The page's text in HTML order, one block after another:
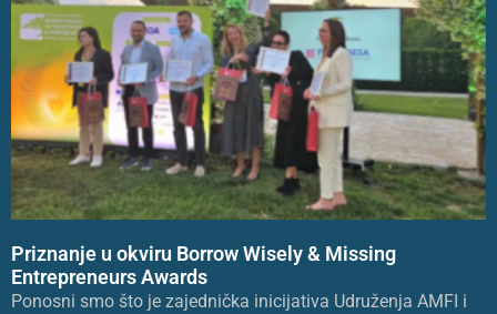
Priznanje u okviru Borrow Wisely & Missing
Entrepreneurs Awards
Ponosni smo što je zajednička inicijativa Udruženja AMFI i